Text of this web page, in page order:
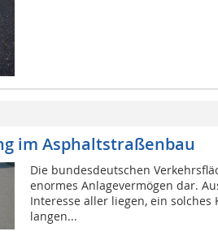
im Asphaltstraßenbau
Die bundesdeutschen
enormes Anlagevermögen dar.
Interesse aller liegen, ein
langen...